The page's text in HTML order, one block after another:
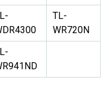
TL-
WR720N